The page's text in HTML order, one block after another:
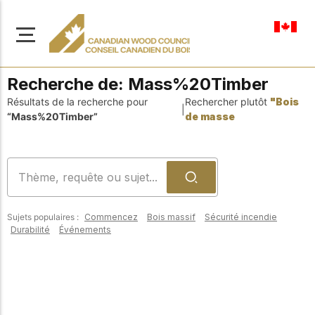
Accédez à un large
À propos de nous
Apprenez-en davantage
sur notre mission visant à
promouvoir la
construction en bois
Recherche de: Mass%20Timber
Résultats de la recherche pour
“Mass%20Timber”
Rechercher plutôt "Bois
de masse
Sujets populaires : Commencez Bois massif
Sécurité incendie
Durabilité
Événements